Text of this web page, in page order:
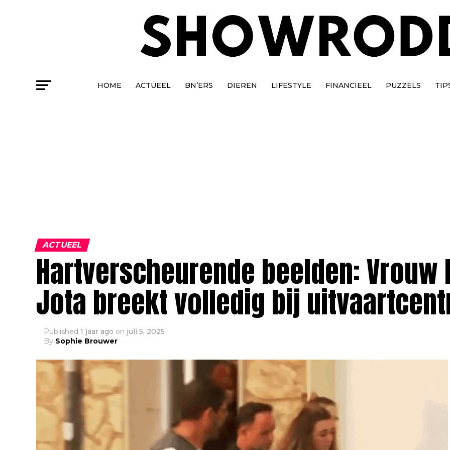
HOME ACTUEEL BN’ERS DIEREN LIFESTYLE FINANCIEEL PUZZELS
ACTUEEL
Hartverscheurende beelden: Vrouw
Jota breekt volledig bij
Published 1 jaar ago on juli 5, 2025
By Sophie Brouwer